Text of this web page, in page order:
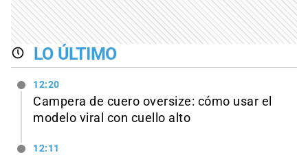
LO ÚLTIMO
12:20
Campera de cuero oversize: cómo usar el
modelo viral con cuello alto
12:11